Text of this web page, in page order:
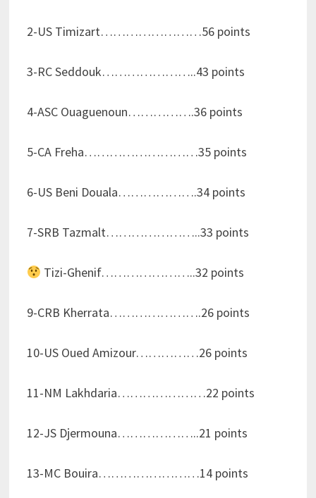
2-US Timizart……………………56 points
3-RC Seddouk…………………..43 points
4-ASC Ouaguenoun…………….36 points
5-CA Freha………………………35 points
6-US Beni Douala……………….34 points
7-SRB Tazmalt…………………..33 points
Tizi-Ghenif…………………..32 points
9-CRB Kherrata………………….26 points
10-US Oued Amizour……………26 points
11-NM Lakhdaria…………………22 points
12-JS Djermouna………………..21 points
13-MC Bouira……………………14 points